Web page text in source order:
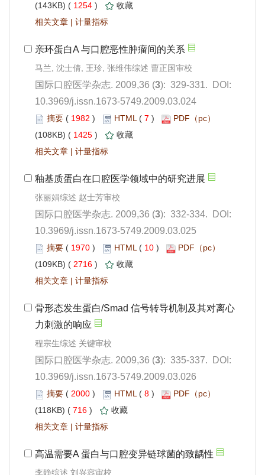
1254 )
|
): 329-331. DOI:
10.3969/j.issn.1673-5749.2009.03.024
1982 ) 7 )
1425 )
|
): 332-334. DOI:
10.3969/j.issn.1673-5749.2009.03.025
1970 ) 10 )
2716 )
|
): 335-337. DOI:
10.3969/j.issn.1673-5749.2009.03.026
2000 ) 8 )
716 )
|